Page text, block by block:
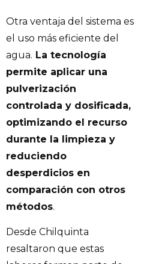
Otra ventaja del sistema es
el uso más eficiente del
agua. La tecnología
permite aplicar una
pulverización
controlada y dosificada,
optimizando el recurso
durante la limpieza y
reduciendo
desperdicios en
comparación con otros
métodos.
Desde Chilquinta
resaltaron que estas